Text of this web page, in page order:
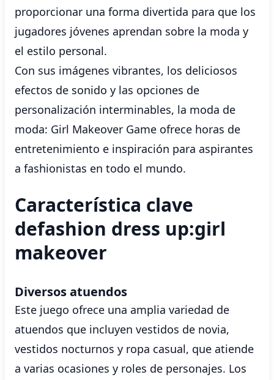
proporcionar una forma divertida para que los
jugadores jóvenes aprendan sobre la moda y
el estilo personal.
Con sus imágenes vibrantes, los deliciosos
efectos de sonido y las opciones de
personalización interminables, la moda de
moda: Girl Makeover Game ofrece horas de
entretenimiento e inspiración para aspirantes
a fashionistas en todo el mundo.
Característica clave
defashion dress up:girl
makeover
Diversos atuendos
Este juego ofrece una amplia variedad de
atuendos que incluyen vestidos de novia,
vestidos nocturnos y ropa casual, que atiende
a varias ocasiones y roles de personajes. Los